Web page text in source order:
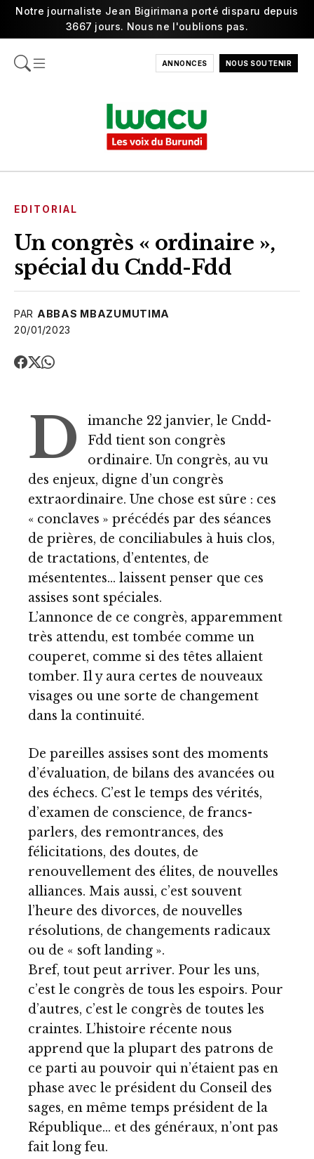
Notre journaliste Jean Bigirimana porté disparu depuis
3667 jours. Nous ne l'oublions pas.
ANNONCES NOUS SOUTENIR
EDITORIAL
Un congrès « ordinaire »,
spécial du Cndd-Fdd
PAR ABBAS MBAZUMUTIMA
20/01/2023
D
imanche 22 janvier, le Cndd-
Fdd tient son congrès
ordinaire. Un congrès, au vu
des enjeux, digne d’un congrès
extraordinaire. Une chose est sûre : ces
« conclaves » précédés par des séances
de prières, de conciliabules à huis clos,
de tractations, d’ententes, de
mésententes… laissent penser que ces
assises sont spéciales.
L’annonce de ce congrès, apparemment
très attendu, est tombée comme un
couperet, comme si des têtes allaient
tomber. Il y aura certes de nouveaux
visages ou une sorte de changement
dans la continuité.
De pareilles assises sont des moments
d’évaluation, de bilans des avancées ou
des échecs. C’est le temps des vérités,
d’examen de conscience, de francs-
parlers, des remontrances, des
félicitations, des doutes, de
renouvellement des élites, de nouvelles
alliances. Mais aussi, c’est souvent
l’heure des divorces, de nouvelles
résolutions, de changements radicaux
ou de « soft landing ».
Bref, tout peut arriver. Pour les uns,
c’est le congrès de tous les espoirs. Pour
d’autres, c’est le congrès de toutes les
craintes. L’histoire récente nous
apprend que la plupart des patrons de
ce parti au pouvoir qui n’étaient pas en
phase avec le président du Conseil des
sages, en même temps président de la
République… et des généraux, n’ont pas
fait long feu.